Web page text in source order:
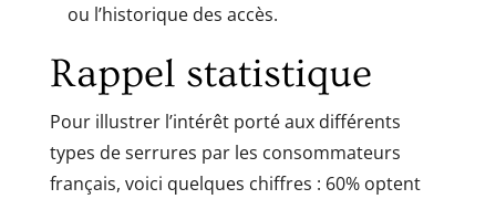
ou l’historique des accès.
Rappel statistique
Pour illustrer l’intérêt porté aux différents
types de serrures par les consommateurs
français, voici quelques chiffres : 60% optent